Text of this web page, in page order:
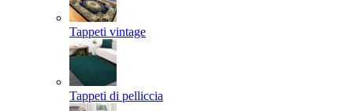
Tappeti vintage
Tappeti di pelliccia